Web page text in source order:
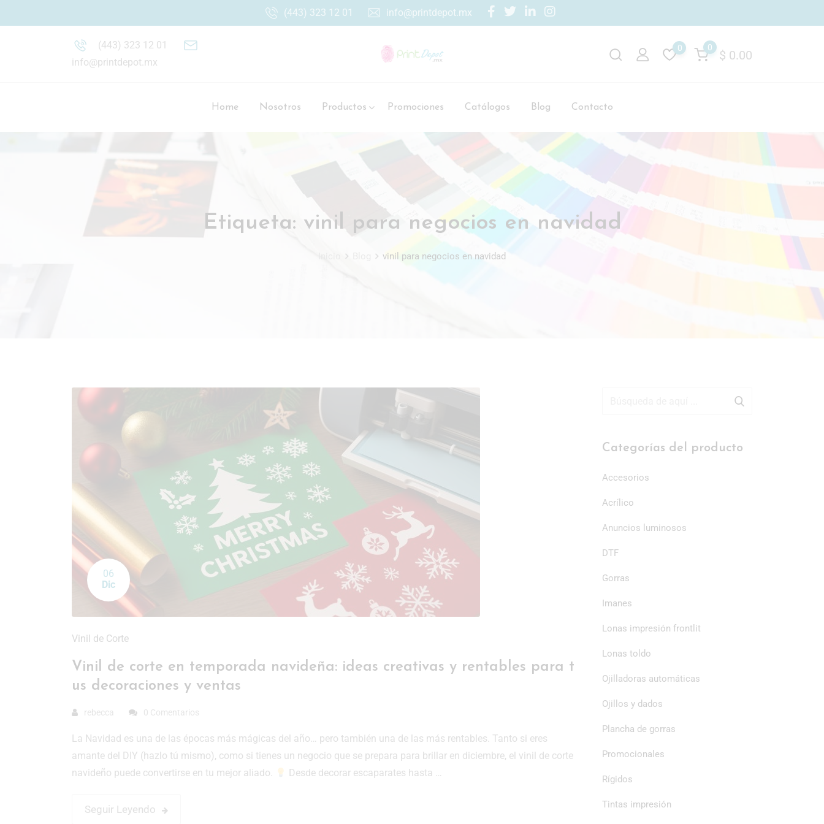
(443) 323 12 01 info@printdepot.mx
(443) 323 12 01
info@printdepot.mx
$ 0.00
0
0
Home Nosotros Productos Promociones Catálogos Blog Contacto
Etiqueta: vinil para negocios en navidad
vinil para negocios en navidad
06
Dic
Vinil de Corte
Vinil de corte en temporada navideña: ideas creativas y rentables para t
us decoraciones y ventas
rebecca 0 Comentarios
La Navidad es una de las épocas más mágicas del año… pero también una de las más rentables. Tanto si eres
amante del DIY (hazlo tú mismo), como si tienes un negocio que se prepara para brillar en diciembre, el vinil de corte
navideño puede convertirse en tu mejor aliado.
Desde decorar escaparates hasta …
Seguir Leyendo
Categorías del producto
Accesorios
Acrílico
Anuncios luminosos
DTF
Gorras
Imanes
Lonas impresión frontlit
Lonas toldo
Ojilladoras automáticas
Ojillos y dados
Plancha de gorras
Promocionales
Rígidos
Tintas impresión